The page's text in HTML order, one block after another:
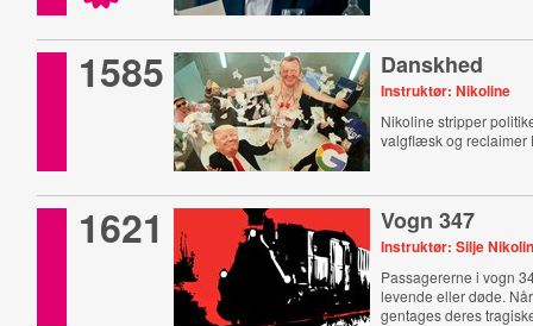
1585 Danskhed
Instruktør: Nikoline
Nikoline stripper
valgflæsk og reclaimer
1621 Vogn 347
Instruktør: Silje
Passagererne i vogn
levende eller døde.
gentages deres